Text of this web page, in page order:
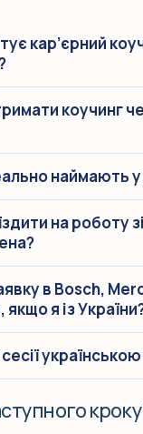
кар’єрний
коучинг
наймають
на роботу
в Bosch,
я із